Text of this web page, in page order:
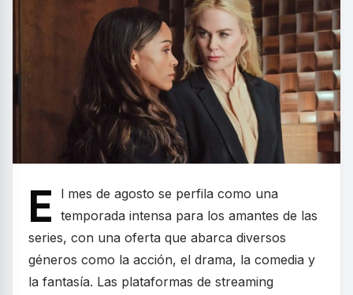
E
l mes de agosto se perfila como una
temporada intensa para los amantes de las
series, con una oferta que abarca diversos
géneros como la acción, el drama, la comedia y
la fantasía. Las plataformas de streaming